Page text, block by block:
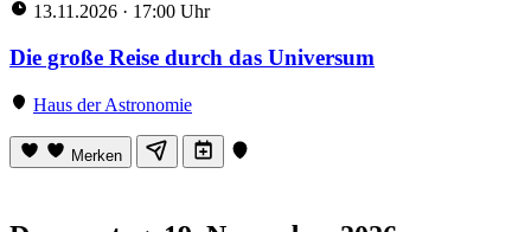
13.11.2026 · 17:00 Uhr
Die große Reise durch das Universum
Haus der Astronomie
Merken